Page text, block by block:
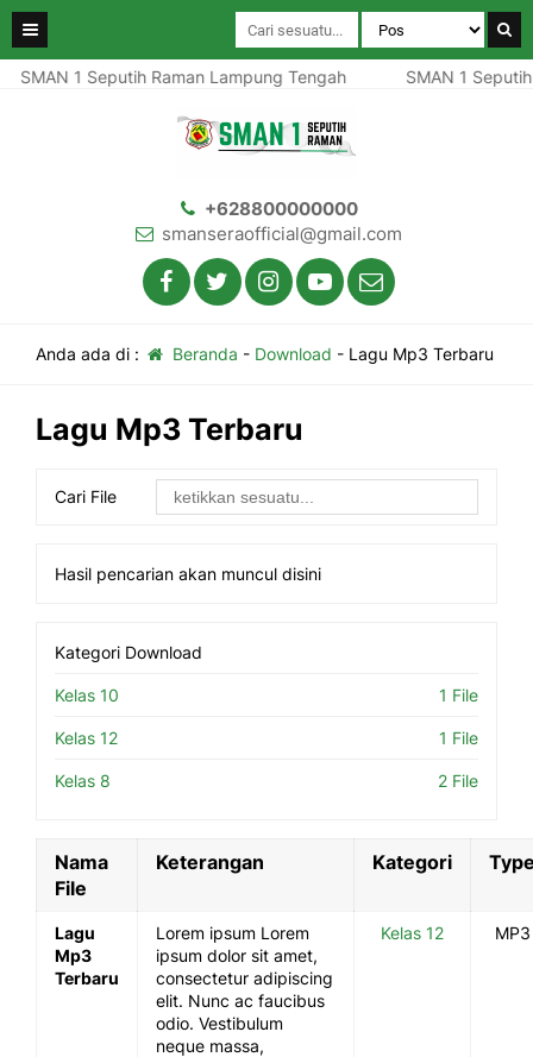
SMAN 1 Seputih Raman Lampung Tengah SMAN 1
+628800000000
smanseraofficial@gmail.com
Anda ada di : Beranda - Download - Lagu Mp3 Terbaru
Lagu Mp3 Terbaru
Cari File
Hasil pencarian akan muncul disini
Kategori Download
Kelas 10 1 File
Kelas 12 1 File
Kelas 8 2 File
Nama
File
Keterangan Kategori
Lagu
Mp3
Terbaru
Lorem ipsum Lorem
ipsum dolor sit amet,
consectetur adipiscing
elit. Nunc ac faucibus
odio. Vestibulum
neque massa,
Kelas 12 MP3